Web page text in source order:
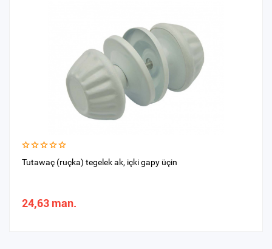
Tutawaç (ruçka) tegelek ak, içki gapy üçin
24,63 man.